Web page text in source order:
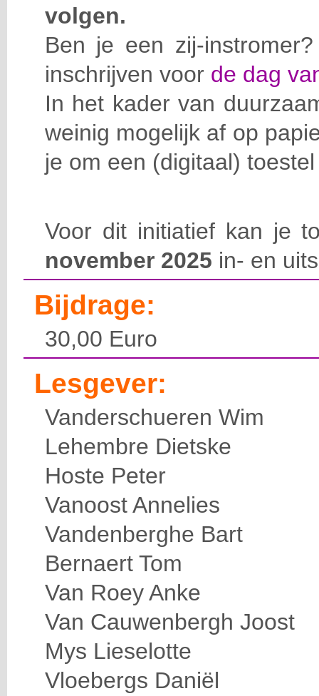
volgen.
Ben je een zij-
inschrijven voor de dag
In het kader van
weinig mogelijk af op
je om een (digitaal)
Voor dit initiatief kan je
november 2025 in- en
Bijdrage:
30,00 Euro
Lesgever:
Vanderschueren Wim
Lehembre Dietske
Hoste Peter
Vanoost Annelies
Vandenberghe Bart
Bernaert Tom
Van Roey Anke
Van Cauwenbergh Joost
Mys Lieselotte
Vloebergs Daniël